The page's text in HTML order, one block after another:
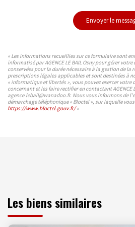
Envoyer le
« Les informations recueillies sur ce formulaire sont
informatisé par AGENCE LE BAIL Osny pour gérer
conservées pour la durée nécessaire à la gestion de la
prescriptions légales applicables et sont destinées à
« informatique et libertés », vous pouvez exercer votre
concernant et les faire rectifier en contactant AGENCE
agence.lebail@wanadoo.fr. Nous vous informons de
démarchage téléphonique « Bloctel », sur laquelle
https://www.bloctel.gouv.fr/»
Les biens similaires